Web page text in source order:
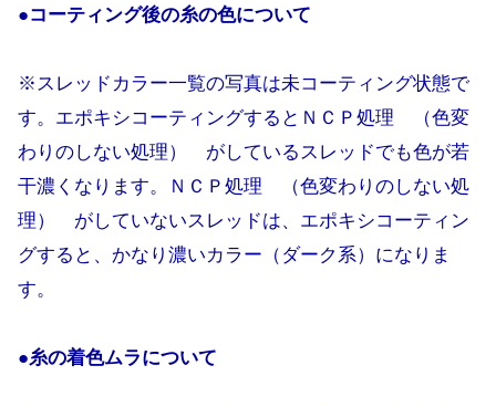
●コーティング後の糸の色について
※スレッドカラー一覧の写真は未コーティング状態で
す。エポキシコーティングするとＮＣＰ処理 （色変
わりのしない処理） がしているスレッドでも色が若
干濃くなります。ＮＣＰ処理 （色変わりのしない処
理） がしていないスレッドは、エポキシコーティン
グすると、かなり濃いカラー（ダーク系）になりま
す。
●糸の着色ムラについて